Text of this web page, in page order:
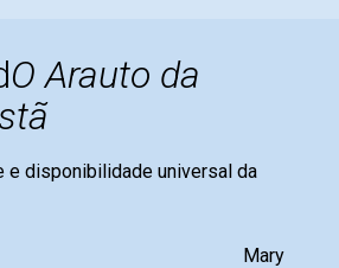
O Arauto da
e disponibilidade universal da